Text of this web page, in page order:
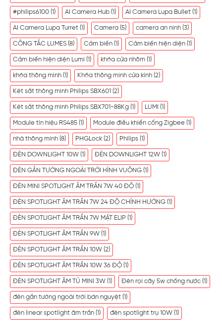
#philips6100 (1) AI Camera Hub (1) AI Camera Lupa Bullet (1)
AI Camera Lupa Turret (1) Camera (5) camera an ninh (3)
CÔNG TẮC LUMES (8) Cảm biến (1) Cảm biến hiện diện (1)
Cảm biến hiện diện Lumi (1) khóa cửa nhôm (1)
khóa thông minh (1) Khóa thông minh cửa kính (2)
Két sắt thông minh Philips SBX601 (2)
Két sắt thông minh Philips SBX701-88Kg (1) LUMI (1)
Module tín hiệu RS485 (1) Module điều khiển cổng Zigbee (1)
nhà thông minh (8) PHGLock (2) Philips (1)
ĐÈN DOWNLIGHT 10W (1) ĐÈN DOWNLIGHT 12W (1)
ĐÈN GẮN TƯỜNG NGOÀI TRỜI HÌNH VUÔNG (1)
ĐÈN MINI SPOTLIGHT ÂM TRẦN 7W 40 ĐỘ (1)
ĐÈN SPOTLIGHT ÂM TRẦN 7W 24 ĐỘ CHỈNH HƯỚNG (1)
ĐÈN SPOTLIGHT ÂM TRẦN 7W MẶT ELIP (1)
ĐÈN SPOTLIGHT ÂM TRẦN 9W (1)
ĐÈN SPOTLIGHT ÂM TRẦN 10W (2)
ĐÈN SPOTLIGHT ÂM TRẦN 10W 36 ĐỘ (1)
ĐÈN SPOTLIGHT ÂM TỦ MINI 3W (1) Đèn rọi cây 5w chống nước (1)
đèn gắn tường ngoài trời bán nguyệt (1)
đèn linear spotlight âm trần (1) đèn spotlight trụ 10W (1)